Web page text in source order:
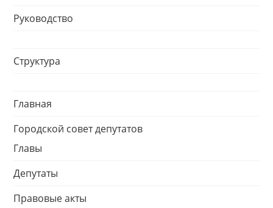
Руководство
Структура
Главная
Городской совет депутатов
Главы
Депутаты
Правовые акты